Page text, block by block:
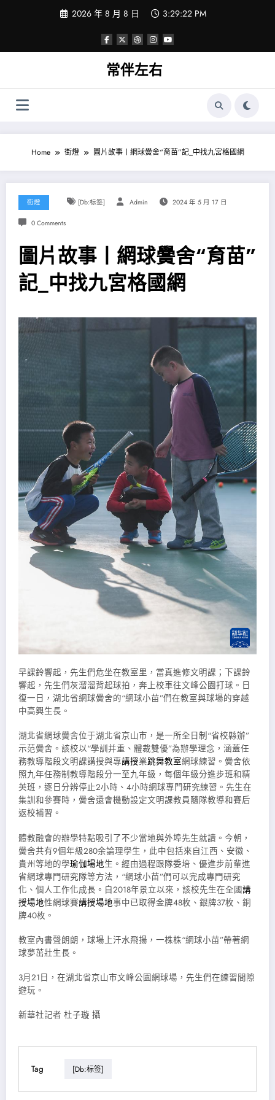
2026 年 8 月 8 日 3:29:22 PM
常伴左右
Home 街燈 圖片故事丨網球黌舍“育苗”記_中找九宮格國網
街燈 [db:标签] Admin 2024 年 5 月 17 日
0 Comments
圖片故事丨網球黌舍“育苗”
記_中找九宮格國網
早課鈴響起，先生們危坐在教室里，當真進修文明課；下課鈴
響起，先生們灰溜溜背起球拍，奔上校車往文峰公園打球。日
復一日，湖北省網球黌舍的“網球小苗”們在教室與球場的穿越
中高興生長。
湖北省網球黌舍位于湖北省京山市，是一所全日制“省校縣辦”
示范黌舍。該校以“學訓并重、體裁雙優”為辦學理念，涵蓋任
務教導階段文明課講授與專講授業跳舞教室網球練習。黌舍依
照九年任務制教導階段分一至九年級，每個年級分進步班和精
英班，逐日分辨停止2小時、4小時網球專門研究練習。先生在
集訓和參賽時，黌舍還會機動設定文明課教員隨隊教導和賽后
返校補習。
體教融會的辦學特點吸引了不少當地與外埠先生就讀。今朝，
黌舍共有9個年級280余論理學生，此中包括來自江西、安徽、
貴州等地的學瑜伽場地生。經由過程跟隊委培、優進步前輩進
省網球專門研究隊等方法，“網球小苗”們可以完成專門研究
化、個人工作化成長。自2018年景立以來，該校先生在全國講
授場地性網球賽講授場地事中已取得金牌48枚、銀牌37枚、銅
牌40枚。
教室內書聲朗朗，球場上汗水飛揚，一株株“網球小苗”帶著網
球夢茁壯生長。
3月21日，在湖北省京山市文峰公園網球場，先生們在練習間隙
遊玩。
新華社記者 杜子璇 攝
Tag [db:标签]